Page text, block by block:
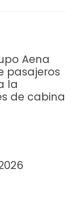
Aena
pasajeros
la
de cabina